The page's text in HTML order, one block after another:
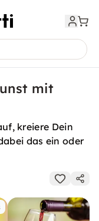
mit
kreiere Dein
das ein oder